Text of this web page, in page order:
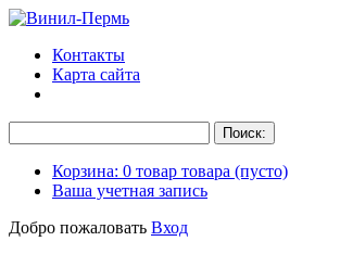
Контакты
Карта сайта
Корзина: 0 товар товара (пусто)
Ваша учетная запись
Добро пожаловать Вход